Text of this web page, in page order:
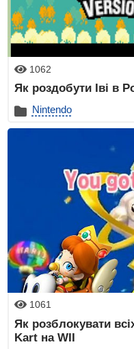
1062
Як роздобути Іві в
Nintendo
1061
Як розблокувати
Kart на WII